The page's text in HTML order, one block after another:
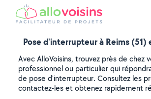
Pose d'interrupteur à Reims
Avec AlloVoisins, trouvez près de chez
professionnel ou particulier qui
de pose d'interrupteur. Consultez les
contactez-les et obtenez rapidement